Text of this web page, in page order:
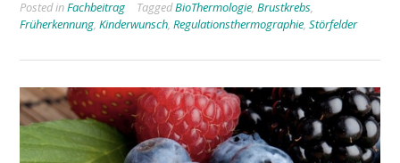
Posted inFachbeitrag TaggedBioThermologie, Brustkrebs,
Früherkennung, Kinderwunsch, Regulationsthermographie, Störfelder